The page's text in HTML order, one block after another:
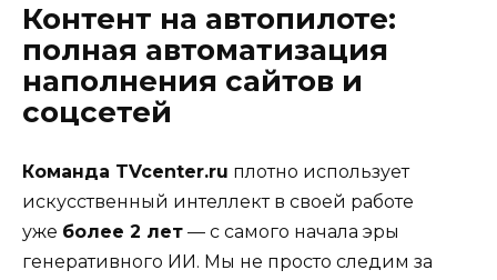
Контент на автопилоте:
полная автоматизация
наполнения сайтов и
соцсетей
Команда TVcenter.ru плотно использует
искусственный интеллект в своей работе
уже более 2 лет — с самого начала эры
генеративного ИИ. Мы не просто следим за